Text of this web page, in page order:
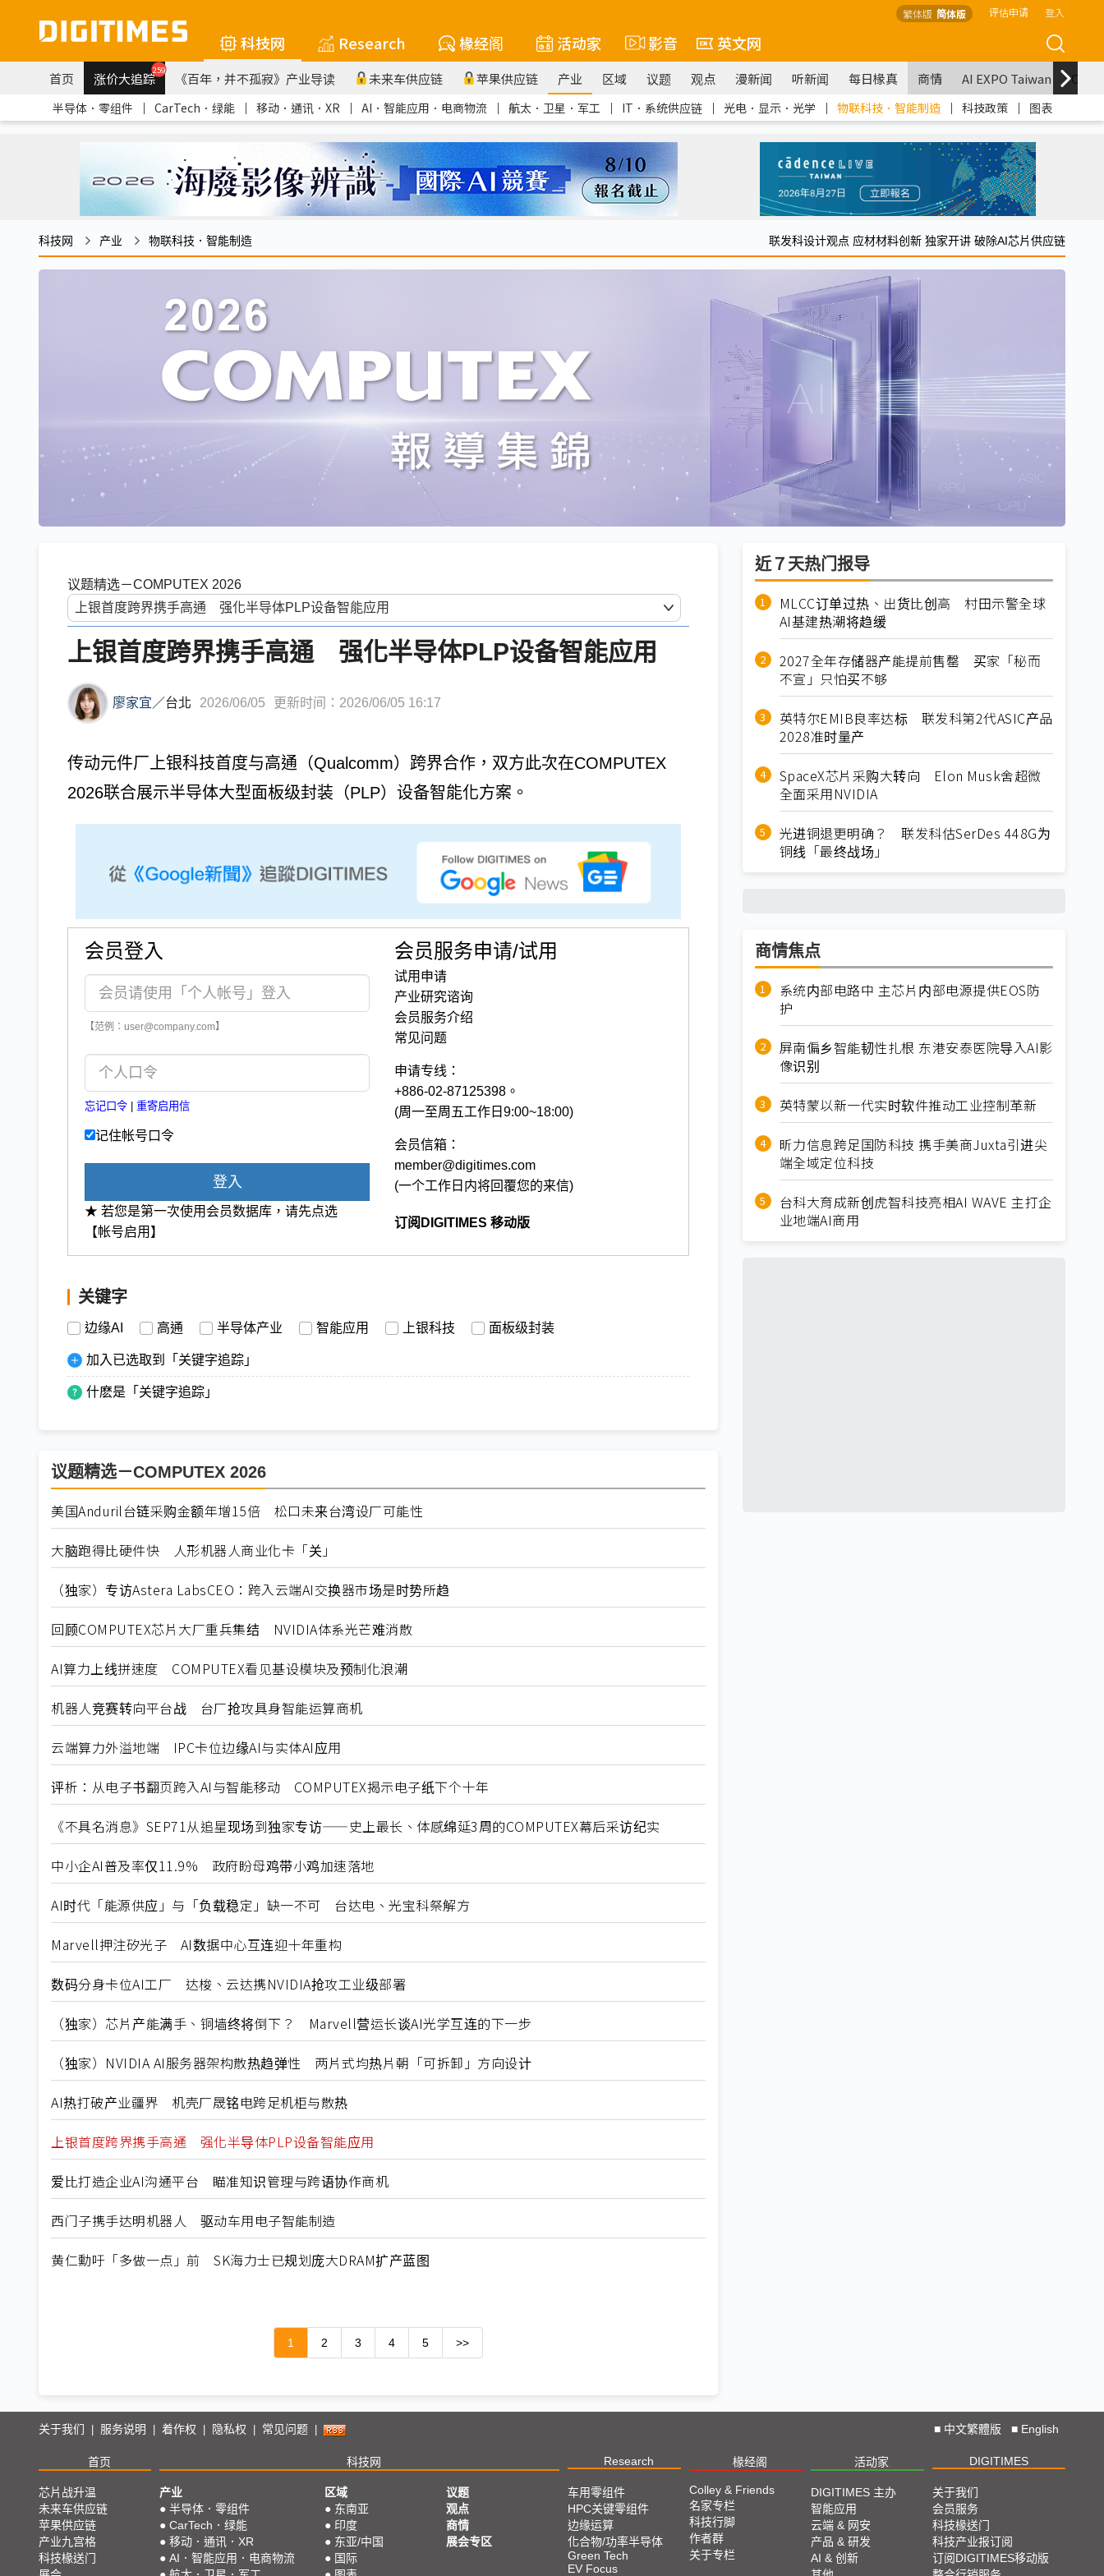
繁体版 简体版 评估申请 登入
科技网 Research 椽经阁 活动家 影音 英文网
首页 涨价大追踪259 《百年，并不孤寂》产业导读 未来车供应链 苹果供应链 产业 区域 议题 观点 漫新闻 听新闻 每日椽真 商情 AI EXPO Taiwan
半导体．零组件 ｜ CarTech．绿能 ｜ 移动．通讯．XR ｜ AI．智能应用．电商物流 ｜ 航太．卫星．军工 ｜ IT．系统供应链 ｜ 光电．显示．光学 ｜ 物联科技．智能制造 ｜ 科技政策 ｜ 图表
科技网 产业 物联科技．智能制造 联发科设计观点 应材材料创新 独家开讲 破除AI芯片供应链
议题精选－COMPUTEX 2026
上银首度跨界携手高通 强化半导体PLP设备智能应用
廖家宜 ／台北 2026/06/05 更新时间：2026/06/05 16:17
传动元件厂上银科技首度与高通（Qualcomm）跨界合作，双方此次在COMPUTEX
2026联合展示半导体大型面板级封装（PLP）设备智能化方案。
会员登入
【范例：user@company.com】
忘记口令 重寄启用信
记住帐号口令
登入
★ 若您是第一次使用会员数据库，请先点选
【帐号启用】
会员服务申请/试用
试用申请
产业研究谘询
会员服务介绍
常见问题
申请专线：
+886-02-87125398。
(周一至周五工作日9:00~18:00)
会员信箱：
member@digitimes.com
(一个工作日内将回覆您的来信)
订阅DIGITIMES 移动版
关键字
边缘AI 高通 半导体产业 智能应用 上银科技 面板级封装
加入已选取到「关键字追踪」
什麽是「关键字追踪」
议题精选－COMPUTEX 2026
美国Anduril台链采购金额年增15倍 松口未来台湾设厂可能性
大脑跑得比硬件快 人形机器人商业化卡「关」
（独家）专访Astera LabsCEO：跨入云端AI交换器市场是时势所趋
回顾COMPUTEX芯片大厂重兵集结 NVIDIA体系光芒难消散
AI算力上线拼速度 COMPUTEX看见基设模块及预制化浪潮
机器人竞赛转向平台战 台厂抢攻具身智能运算商机
云端算力外溢地端 IPC卡位边缘AI与实体AI应用
评析：从电子书翻页跨入AI与智能移动 COMPUTEX揭示电子纸下个十年
《不具名消息》SEP71从追星现场到独家专访——史上最长、体感绵延3周的COMPUTEX幕后采访纪实
中小企AI普及率仅11.9% 政府盼母鸡带小鸡加速落地
AI时代「能源供应」与「负载稳定」缺一不可 台达电、光宝科祭解方
Marvell押注矽光子 AI数据中心互连迎十年重构
数码分身卡位AI工厂 达梭、云达携NVIDIA抢攻工业级部署
（独家）芯片产能满手、铜墙终将倒下？ Marvell营运长谈AI光学互连的下一步
（独家）NVIDIA AI服务器架构散热趋弹性 两片式均热片朝「可拆卸」方向设计
AI热打破产业疆界 机壳厂晟铭电跨足机柜与散热
上银首度跨界携手高通 强化半导体PLP设备智能应用
爱比打造企业AI沟通平台 瞄准知识管理与跨语协作商机
西门子携手达明机器人 驱动车用电子智能制造
黄仁勳吁「多做一点」前 SK海力士已规划庞大DRAM扩产蓝图
1 2 3 4 5 >>
近７天热门报导
MLCC订单过热、出货比创高 村田示警全球
AI基建热潮将趋缓
2027全年存储器产能提前售罄 买家「秘而
不宣」只怕买不够
英特尔EMIB良率达标 联发科第2代ASIC产品
2028准时量产
SpaceX芯片采购大转向 Elon Musk舍超微
全面采用NVIDIA
光进铜退更明确？ 联发科估SerDes 448G为
铜线「最终战场」
商情焦点
系统内部电路中 主芯片内部电源提供EOS防
护
屏南偏乡智能韧性扎根 东港安泰医院导入AI影
像识别
英特蒙以新一代实时软件推动工业控制革新
昕力信息跨足国防科技 携手美商Juxta引进尖
端全域定位科技
台科大育成新创虎智科技亮相AI WAVE 主打企
业地端AI商用
关于我们 服务说明 着作权 隐私权 常见问题 ■ 中文繁體版 ■ English
首页 科技网 Research 椽经阁 活动家 DIGITIMES
芯片战升温
未来车供应链
苹果供应链
产业九宫格
科技椽送门
产业
● 半导体．零组件
● CarTech．绿能
● 移动．通讯．XR
● AI．智能应用．电商物流
区域
● 东南亚
● 印度
● 东亚/中国
● 国际
议题
观点
商情
展会专区
车用零组件
HPC关键零组件
边缘运算
化合物/功率半导体
Green Tech
EV Focus
Colley & Friends
名家专栏
科技行脚
作者群
关于专栏
DIGITIMES 主办
智能应用
云端 & 网安
产品 & 研发
AI & 创新
关于我们
会员服务
科技椽送门
科技产业报订阅
订阅DIGITIMES移动版